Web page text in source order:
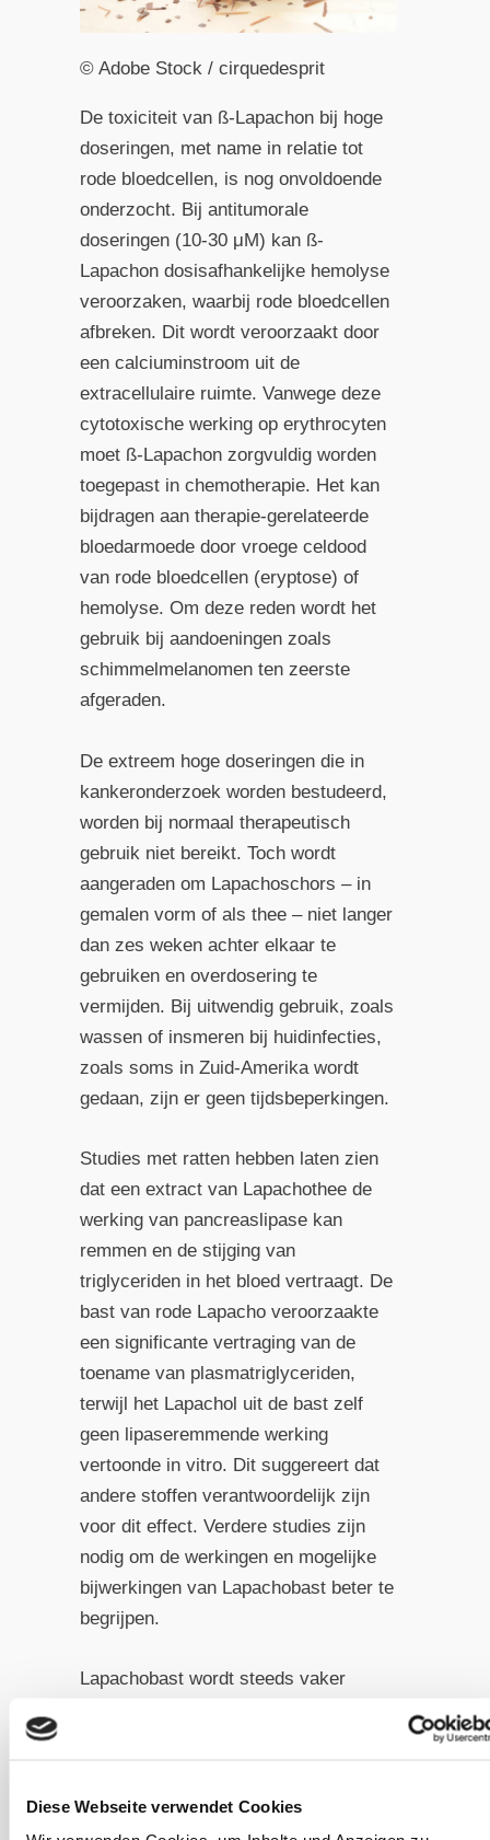
Diese Webseite verwendet Cookies
© Adobe Stock / cirquedesprit
De toxiciteit van ß-Lapachon bij hoge
doseringen, met name in relatie tot
rode bloedcellen, is nog onvoldoende
onderzocht. Bij antitumorale
doseringen (10-30 μM) kan ß-
Lapachon dosisafhankelijke hemolyse
veroorzaken, waarbij rode bloedcellen
afbreken. Dit wordt veroorzaakt door
een calciuminstroom uit de
extracellulaire ruimte. Vanwege deze
cytotoxische werking op erythrocyten
moet ß-Lapachon zorgvuldig worden
toegepast in chemotherapie. Het kan
bijdragen aan therapie-gerelateerde
bloedarmoede door vroege celdood
van rode bloedcellen (eryptose) of
hemolyse. Om deze reden wordt het
gebruik bij aandoeningen zoals
schimmelmelanomen ten zeerste
afgeraden.
De extreem hoge doseringen die in
kankeronderzoek worden bestudeerd,
worden bij normaal therapeutisch
gebruik niet bereikt. Toch wordt
aangeraden om Lapachoschors – in
gemalen vorm of als thee – niet langer
dan zes weken achter elkaar te
gebruiken en overdosering te
vermijden. Bij uitwendig gebruik, zoals
wassen of insmeren bij huidinfecties,
zoals soms in Zuid-Amerika wordt
gedaan, zijn er geen tijdsbeperkingen.
Studies met ratten hebben laten zien
dat een extract van Lapachothee de
werking van pancreaslipase kan
remmen en de stijging van
triglyceriden in het bloed vertraagt. De
bast van rode Lapacho veroorzaakte
een significante vertraging van de
toename van plasmatriglyceriden,
terwijl het Lapachol uit de bast zelf
geen lipaseremmende werking
vertoonde in vitro. Dit suggereert dat
andere stoffen verantwoordelijk zijn
voor dit effect. Verdere studies zijn
nodig om de werkingen en mogelijke
bijwerkingen van Lapachobast beter te
begrijpen.
Lapachobast wordt steeds vaker
worden ingezet bij een darmreiniging
om dysbiose (een verkeerde